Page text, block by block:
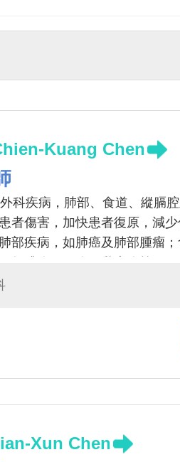
Kuang Chen
科疾病，肺部、食道、縱膈
者傷害，加快患者復原，減
部疾病，如肺癌及肺部腫瘤
Xun Chen